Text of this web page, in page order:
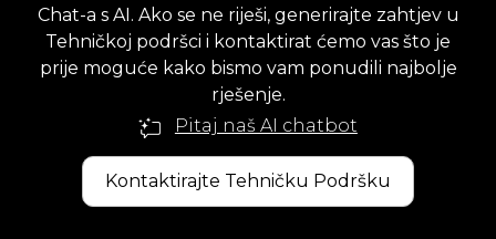
Chat-a s AI. Ako se ne riješi, generirajte zahtjev u
Tehničkoj podršci i kontaktirat ćemo vas što je
prije moguće kako bismo vam ponudili najbolje
rješenje.
Pitaj naš AI chatbot
Kontaktirajte Tehničku Podršku